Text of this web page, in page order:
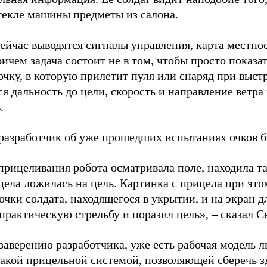
машины предметы из салона.
выводятся сигналы управления, карта
задача состоит не в том, чтобы просто
в которую прилетит пуля или снаряд при
дальность до цели, скорость и направление ветра
об уже прошедших испытаниях очков
робота осматривала поле, находила
ложилась на цель. Картинка с прицела при
солдата, находящегося в укрытии, и на экран
стрельбу и поразил цель», – сказал
разработчика, уже есть рабочая модель
прицельной системой, позволяющей сберечь